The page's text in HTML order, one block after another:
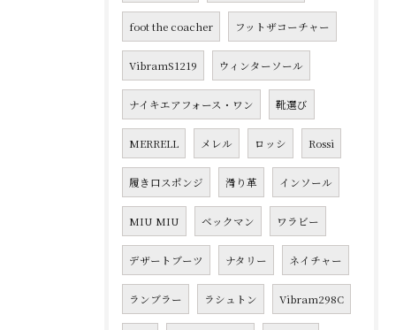
foot the coacher フットザコーチャー
VibramS1219 ウィンターソール
ナイキエアフォース・ワン 靴選び
MERRELL メレル ロッシ Rossi
履き口スポンジ 滑り革 インソール
MIU MIU ベックマン ワラビー
デザートブーツ ナタリー ネイチャー
ランブラー ラシュトン Vibram298C